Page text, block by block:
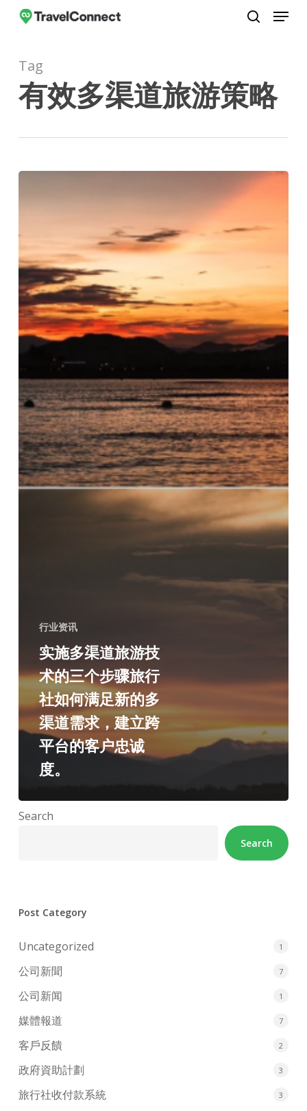
Skip
content
Menu
Tag
有效多渠道旅游策略
行业资讯
实施多渠道旅游技
术的三个步骤旅行
社如何满足新的多
渠道需求，建立跨
平台的客户忠诚
度。
Search
Search
Post Category
Uncategorized 1
公司新聞 7
公司新闻 1
媒體報道 7
客戶反饋 2
政府資助計劃 3
旅行社收付款系統 3